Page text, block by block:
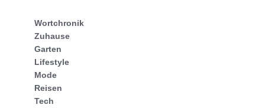
Wortchronik
Zuhause
Garten
Lifestyle
Mode
Reisen
Tech